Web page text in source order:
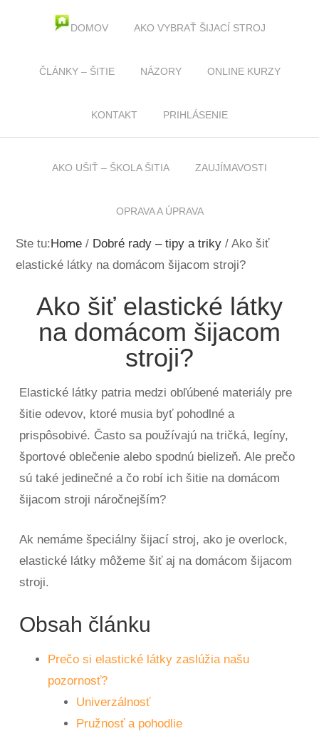
DOMOV AKO VYBRAŤ ŠIJACÍ STROJ
ČLÁNKY – ŠITIE NÁZORY ONLINE KURZY
KONTAKT PRIHLÁSENIE
KURZY ŠITIA
AKO UŠIŤ – ŠKOLA ŠITIA ZAUJÍMAVOSTI
OPRAVA A ÚPRAVA
Ste tu:Home / Dobré rady – tipy a triky / Ako šiť
elastické látky na domácom šijacom stroji?
Ako šiť elastické látky
na domácom šijacom
stroji?
Elastické látky patria medzi obľúbené materiály pre
šitie odevov, ktoré musia byť pohodlné a
prispôsobivé. Často sa používajú na tričká, legíny,
športové oblečenie alebo spodnú bielizeň. Ale prečo
sú také jedinečné a čo robí ich šitie na domácom
šijacom stroji náročnejším?
Ak nemáme špeciálny šijací stroj, ako je overlock,
elastické látky môžeme šiť aj na domácom šijacom
stroji.
Obsah článku
Prečo si elastické látky zaslúžia našu
pozornosť?
Univerzálnosť
Pružnosť a pohodlie